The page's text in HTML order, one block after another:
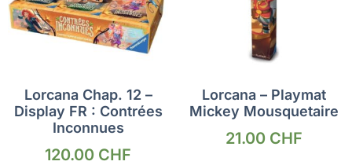
Lorcana Chap. 12 –
Display FR : Contrées
Inconnues
120.00 CHF
Lorcana – Playmat
Mickey Mousquetaire
21.00 CHF